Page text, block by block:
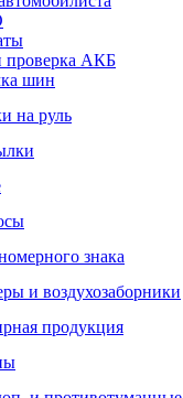
проверка АКБ
шин
на руль
знака
и воздухозаборники
продукция